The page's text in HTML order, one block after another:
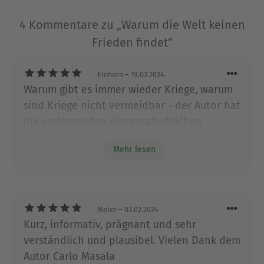
Vizekanzler in der Ära Kreisky, Generaldirektor
der CA und ist heute als Industrieller tätig. Gemäß
vielfältig engagiert. Er ist ein gefragter
Kommentator zum Zeitgeschehen sowie
Herausgeber und Autor zahlreicher Publikationen.
4 Kommentare zu „Warum die Welt keinen
Frieden findet“
Einhorn – 19.02.2024
Warum gibt es immer wieder Kriege, warum
sind Kriege nicht vermeidbar - der Autor hat
kurzen Buch gut verständlich und leicht
eigene Meinungsbildung. Leider sein
Resume: Kriege sind unvermeidbar - wie wir
es gerade nach einer Zeit des Friedens in
Europa wieder lernen müssen.
Mehr lesen
Meier – 03.02.2024
Kurz, informativ, prägnant und sehr
verständlich und plausibel. Vielen Dank dem
Autor Carlo Masala